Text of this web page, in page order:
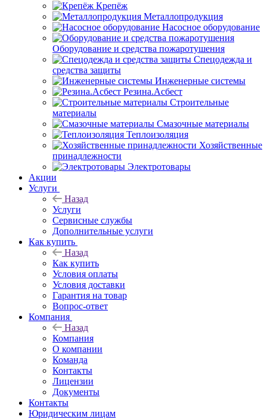
Крепёж
Металлопродукция
Насосное оборудование
Оборудование и средства пожаротушения
Спецодежда и
средства защиты
Инженерные системы
Резина.Асбест
Строительные
материалы
Смазочные материалы
Теплоизоляция
Хозяйственные
принадлежности
Электротовары
Акции
Услуги
Назад
Услуги
Сервисные службы
Дополнительные услуги
Как купить
Назад
Как купить
Условия оплаты
Условия доставки
Гарантия на товар
Вопрос-ответ
Компания
Назад
Компания
О компании
Команда
Контакты
Лицензии
Документы
Контакты
Юридическим лицам